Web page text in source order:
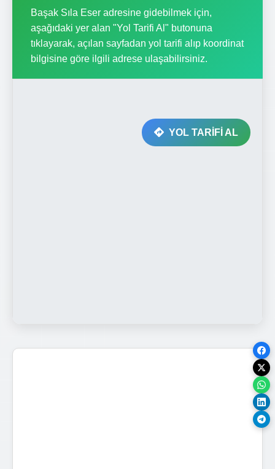
Başak Sıla Eser adresine gidebilmek için,
aşağıdaki yer alan "Yol Tarifi Al" butonuna
tıklayarak, açılan sayfadan yol tarifi alıp koordinat
bilgisine göre ilgili adrese ulaşabilirsiniz.
YOL TARİFİ AL